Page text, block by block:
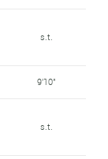
s.t.
9'10"
s.t.